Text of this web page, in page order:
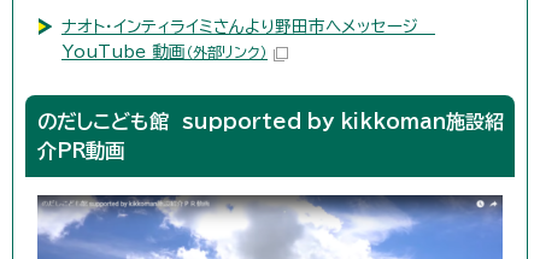
ナオト・インティライミさんより野田市へメッセージ
YouTube 動画 （外部リンク）
のだしこども館 supported by kikkoman施設紹
介PR動画